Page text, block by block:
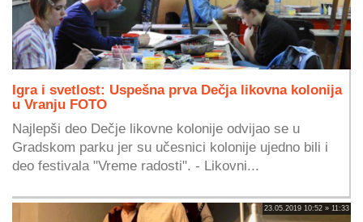
Igra i svetlost: Uspešna prva Dečja likovna kolonija
u Vranju FOTO
Najlepši deo Dečje likovne kolonije odvijao se u
Gradskom parku jer su učesnici kolonije ujedno bili i
deo festivala "Vreme radosti". - Likovni...
23.05.2019 10:52 » 11:33